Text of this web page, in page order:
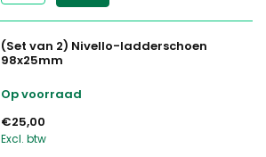
(Set van 2) Nivello-ladderschoen
98x25mm
Op voorraad
€25,00
Excl. btw